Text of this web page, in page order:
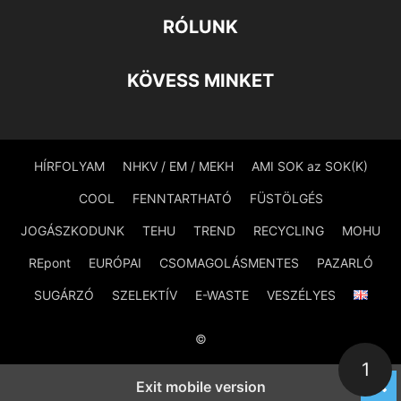
RÓLUNK
KÖVESS MINKET
HÍRFOLYAM NHKV / EM / MEKH AMI SOK az SOK(K)
COOL FENNTARTHATÓ FÜSTÖLGÉS
JOGÁSZKODUNK TEHU TREND RECYCLING MOHU
REpont EURÓPAI CSOMAGOLÁSMENTES PAZARLÓ
SUGÁRZÓ SZELEKTÍV E-WASTE VESZÉLYES
©
1
Exit mobile version